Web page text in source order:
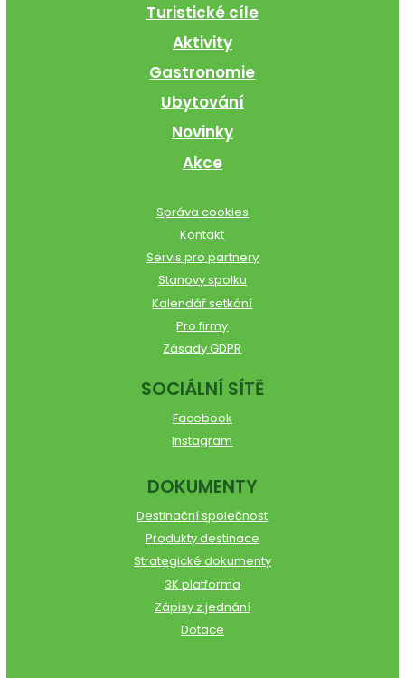
Turistické cíle
Aktivity
Gastronomie
Ubytování
Novinky
Akce
Správa cookies
Kontakt
Servis pro partnery
Stanovy spolku
Kalendář setkání
Pro firmy
Zásady GDPR
SOCIÁLNÍ SÍTĚ
Facebook
Instagram
DOKUMENTY
Destinační společnost
Produkty destinace
Strategické dokumenty
3K platforma
Zápisy z jednání
Dotace